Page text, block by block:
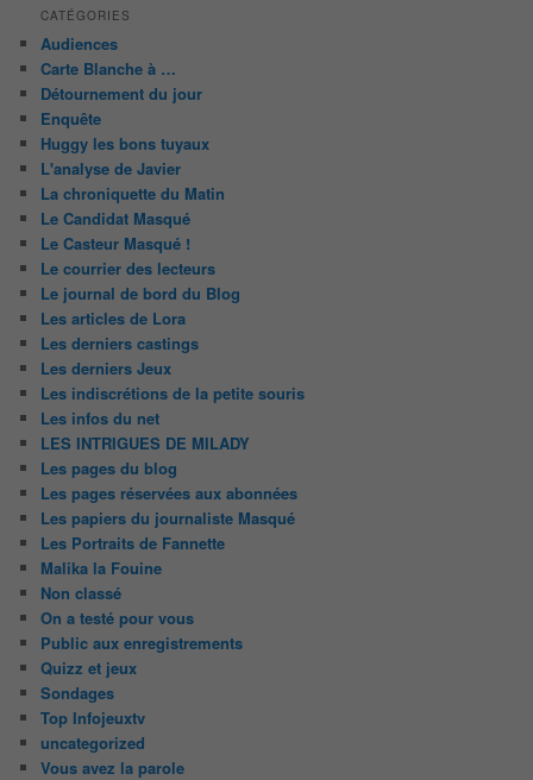
CATÉGORIES
Audiences
Carte Blanche à …
Détournement du jour
Enquête
Huggy les bons tuyaux
L'analyse de Javier
La chroniquette du Matin
Le Candidat Masqué
Le Casteur Masqué !
Le courrier des lecteurs
Le journal de bord du Blog
Les articles de Lora
Les derniers castings
Les derniers Jeux
Les indiscrétions de la petite souris
Les infos du net
LES INTRIGUES DE MILADY
Les pages du blog
Les pages réservées aux abonnées
Les papiers du journaliste Masqué
Les Portraits de Fannette
Malika la Fouine
Non classé
On a testé pour vous
Public aux enregistrements
Quizz et jeux
Sondages
Top Infojeuxtv
uncategorized
Vous avez la parole